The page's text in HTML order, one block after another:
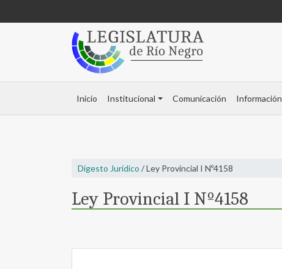
Inicio Institucional Comunicación
Digesto Jurídico / Ley Provincial I Nº4158
Ley Provincial I Nº4158